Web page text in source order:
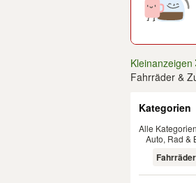
Kleinanzeigen
Fahrräder &
Kategorien
Alle Kategorien
Auto, Rad &